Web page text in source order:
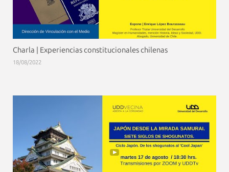
Charla | Experiencias constitucionales chilenas
18/08/2022